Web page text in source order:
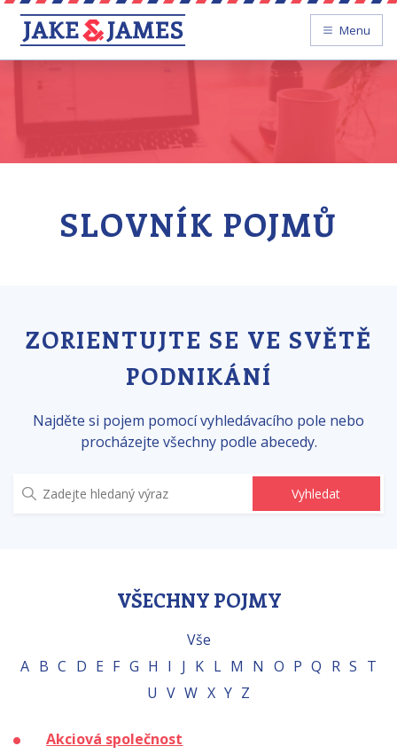
Menu
SLOVNÍK POJMŮ
ZORIENTUJTE SE VE SVĚTĚ
PODNIKÁNÍ
Najděte si pojem pomocí vyhledávacího pole nebo
procházejte všechny podle abecedy.
VŠECHNY POJMY
Vše
A B C D E F G H I J K L M N O P Q R S T
U V W X Y Z
Akciová společnost